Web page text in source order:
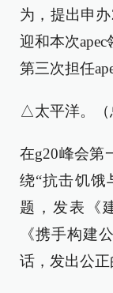
为，提出申办
迎和本次
第三次担任
△太平洋。（
在g20峰会第
绕“抗击饥饿
题，发表《
《携手构建
话，发出公正